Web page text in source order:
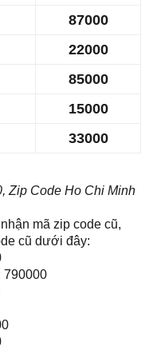
87000
22000
​85000
15000
33000
Zip Code Ho Chi Minh
mã zip code cũ,
cũ dưới đây:
790000